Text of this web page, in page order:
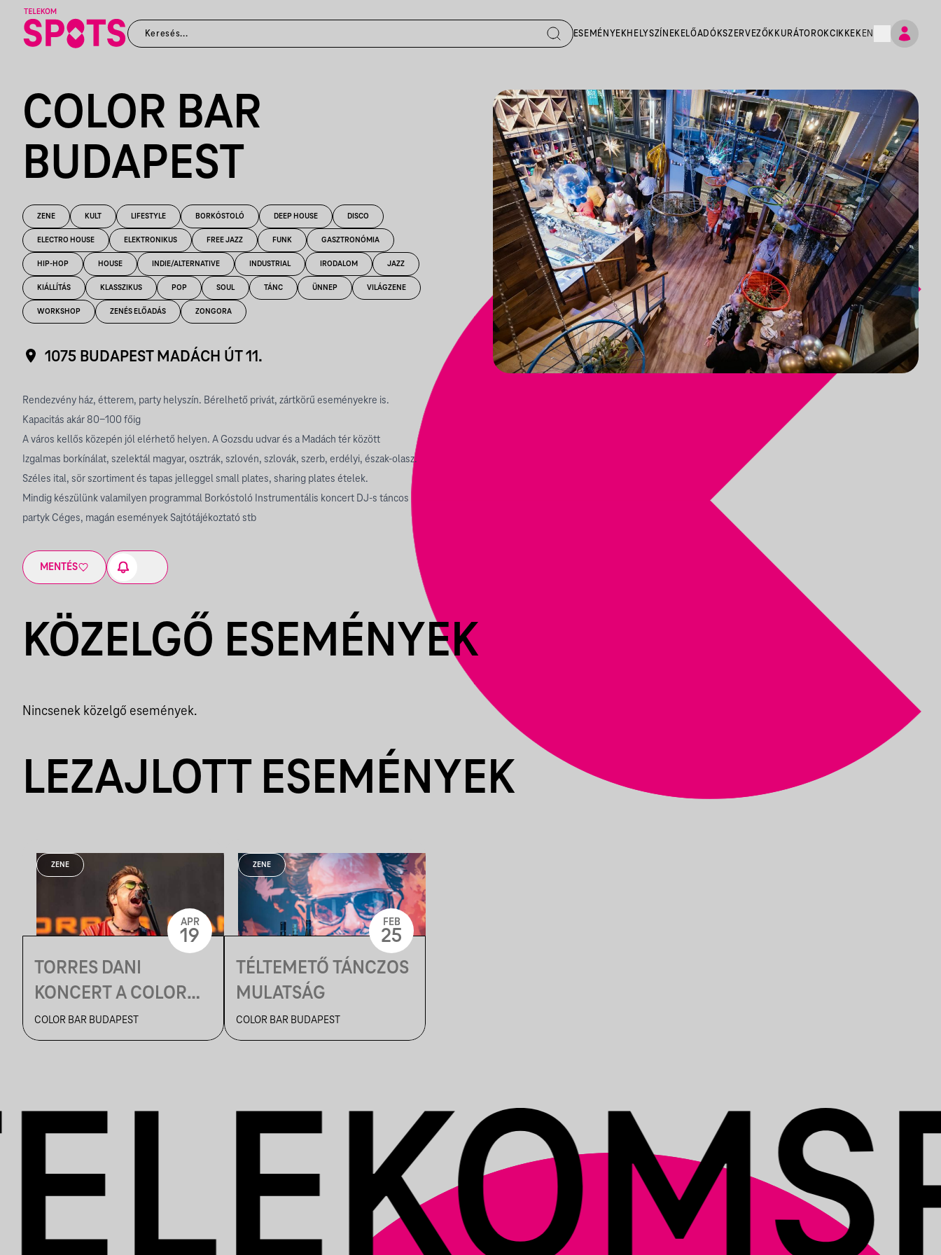
ESEMÉNYEKHELYSZÍNEK ELŐADÓKSZERVEZŐK KURÁTOROKCIKKEK EN
COLOR BAR
BUDAPEST
ZENE KULT LIFESTYLE BORKÓSTOLÓ DEEP HOUSE DISCO
ELECTRO HOUSE ELEKTRONIKUS FREE JAZZ FUNK GASZTRONÓMIA
HIP-HOP HOUSE INDIE/ALTERNATIVE INDUSTRIAL IRODALOM JAZZ
KIÁLLÍTÁS KLASSZIKUS POP SOUL TÁNC ÜNNEP VILÁGZENE
WORKSHOP ZENÉS ELŐADÁS ZONGORA
1075 BUDAPEST MADÁCH ÚT 11.
Rendezvény ház, étterem, party helyszín. Bérelhető privát, zártkörű eseményekre is.
Kapacitás akár 80-100 főig
A város kellős közepén jól elérhető helyen. A Gozsdu udvar és a Madách tér között
Izgalmas borkínálat, szelektál magyar, osztrák, szlovén, szlovák, szerb, erdélyi, észak-olasz.
Széles ital, sör szortiment és tapas jelleggel small plates, sharing plates ételek.
Mindig készülünk valamilyen programmal Borkóstoló Instrumentális koncert DJ-s táncos
partykCéges, magán eseményekSajtótájékoztató stb
MENTÉS
KÖZELGŐ ESEMÉNYEK
Nincsenek közelgő események.
LEZAJLOTT ESEMÉNYEK
ZENE
TORRES DANI
KONCERT A COLOR
BARBAN
COLOR BAR BUDAPEST
APR
19
ZENE
TÉLTEMETŐ TÁNCZOS
MULATSÁG
COLOR BAR BUDAPEST
FEB
25